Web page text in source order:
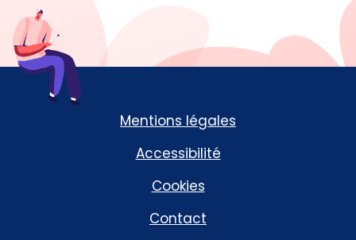
Mentions légales
Accessibilité
Cookies
Contact